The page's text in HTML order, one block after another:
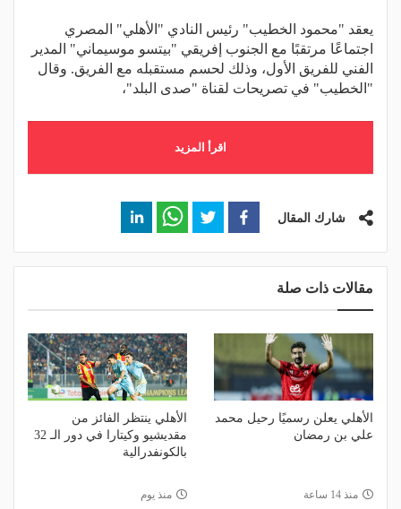
يعقد "محمود الخطيب" رئيس النادي "الأهلي" المصري
اجتماعًا مرتقبًا مع الجنوب إفريقي "بيتسو موسيماني" المدير
الفني للفريق الأول، وذلك لحسم مستقبله مع الفريق. وقال
"الخطيب" في تصريحات لقناة "صدى البلد"،
اقرأ المزيد
شارك المقال
مقالات ذات صلة
الأهلي يعلن رسميًا رحيل محمد
علي بن رمضان
منذ 14 ساعة
الأهلي ينتظر الفائز من
مقديشيو وكيتارا في دور الـ 32
بالكونفدرالية
منذ يوم